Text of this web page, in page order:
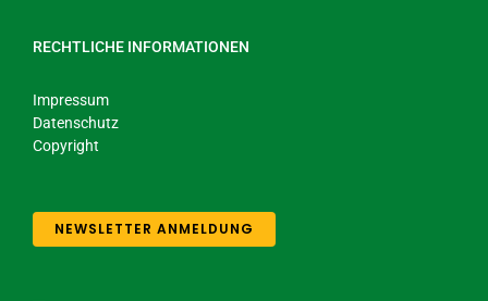
RECHTLICHE INFORMATIONEN
Impressum
Datenschutz
Copyright
NEWSLETTER ANMELDUNG